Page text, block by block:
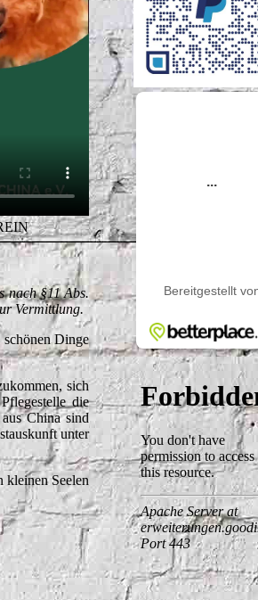
nach §11 Abs.
Vermittlung.
Dinge
sich
die
China sind
unter
kleinen Seelen